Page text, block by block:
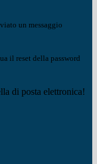
un messaggio
il reset della password
di posta elettronica!